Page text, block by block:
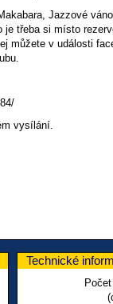
Jazzové
třeba si místo
můžete v události
vysílání.
Technické